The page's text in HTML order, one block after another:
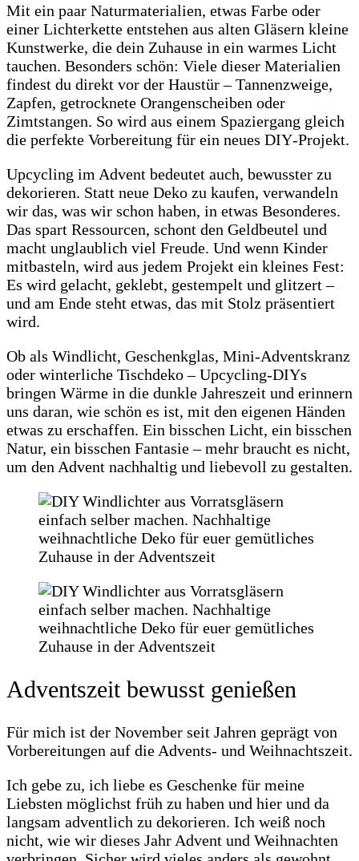
Mit ein paar Naturmaterialien, etwas Farbe oder
einer Lichterkette entstehen aus alten Gläsern kleine
Kunstwerke, die dein Zuhause in ein warmes Licht
tauchen. Besonders schön: Viele dieser Materialien
findest du direkt vor der Haustür – Tannenzweige,
Zapfen, getrocknete Orangenscheiben oder
Zimtstangen. So wird aus einem Spaziergang gleich
die perfekte Vorbereitung für ein neues DIY‑Projekt.
Upcycling im Advent bedeutet auch, bewusster zu
dekorieren. Statt neue Deko zu kaufen, verwandeln
wir das, was wir schon haben, in etwas Besonderes.
Das spart Ressourcen, schont den Geldbeutel und
macht unglaublich viel Freude. Und wenn Kinder
mitbasteln, wird aus jedem Projekt ein kleines Fest:
Es wird gelacht, geklebt, gestempelt und glitzert –
und am Ende steht etwas, das mit Stolz präsentiert
wird.
Ob als Windlicht, Geschenkglas, Mini‑Adventskranz
oder winterliche Tischdeko – Upcycling‑DIYs
bringen Wärme in die dunkle Jahreszeit und erinnern
uns daran, wie schön es ist, mit den eigenen Händen
etwas zu erschaffen. Ein bisschen Licht, ein bisschen
Natur, ein bisschen Fantasie – mehr braucht es nicht,
um den Advent nachhaltig und liebevoll zu gestalten.
Adventszeit bewusst genießen
Für mich ist der November seit Jahren geprägt von
Vorbereitungen auf die Advents- und Weihnachtszeit.
Ich gebe zu, ich liebe es Geschenke für meine
Liebsten möglichst früh zu haben und hier und da
langsam adventlich zu dekorieren. Ich weiß noch
nicht, wie wir dieses Jahr Advent und Weihnachten